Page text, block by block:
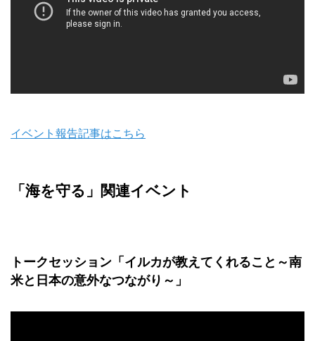
イベント報告記事はこちら
「海を守る」関連イベント
トークセッション「イルカが教えてくれること～南
米と日本の意外なつながり～」